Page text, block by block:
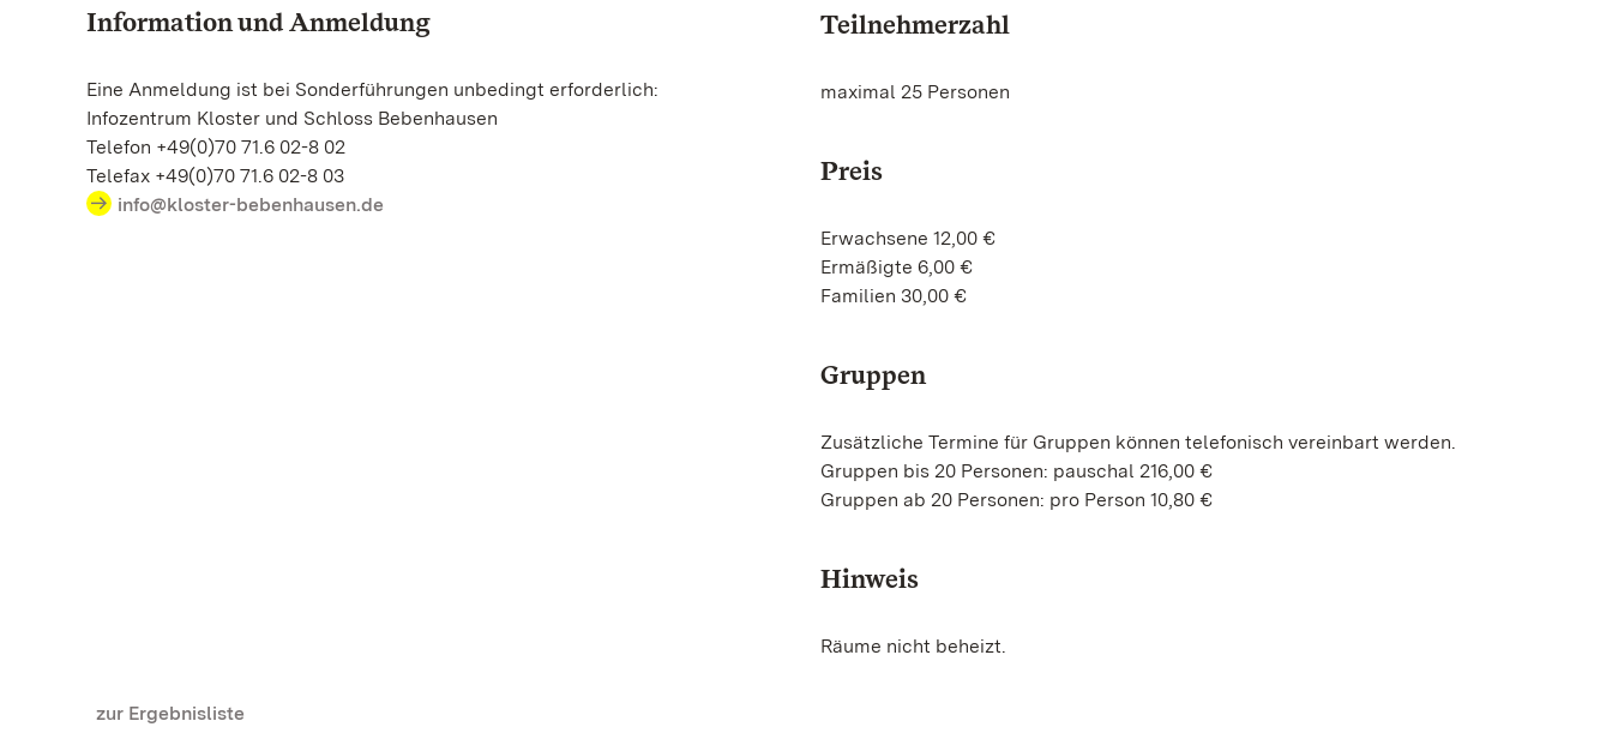
Information und Anmeldung
Eine Anmeldung ist bei Sonderführungen unbedingt erforderlich:
Infozentrum Kloster und Schloss Bebenhausen
Telefon +49(0)70 71.6 02-8 02
Telefax +49(0)70 71.6 02-8 03
info@kloster-bebenhausen.de
Teilnehmerzahl
maximal 25 Personen
Preis
Erwachsene 12,00 €
Ermäßigte 6,00 €
Familien 30,00 €
Gruppen
Zusätzliche Termine für Gruppen können telefonisch vereinbart werden.
Gruppen bis 20 Personen: pauschal 216,00 €
Gruppen ab 20 Personen: pro Person 10,80 €
Hinweis
Räume nicht beheizt.
zur Ergebnisliste